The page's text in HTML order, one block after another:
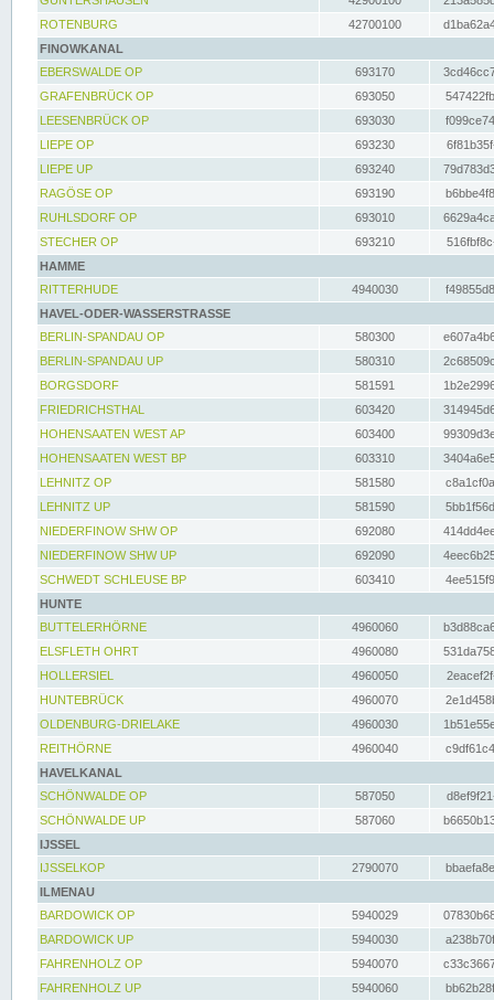
ROTENBURG
42700100
FINOWKANAL
EBERSWALDE OP
693170
GRAFENBRÜCK OP
693050
LEESENBRÜCK OP
693030
LIEPE OP
693230
LIEPE UP
693240
RAGÖSE OP
693190
RUHLSDORF OP
693010
STECHER OP
693210
HAMME
RITTERHUDE
4940030
HAVEL-ODER-WASSERSTRASSE
BERLIN-SPANDAU OP
580300
BERLIN-SPANDAU UP
580310
BORGSDORF
581591
FRIEDRICHSTHAL
603420
HOHENSAATEN WEST AP
603400
HOHENSAATEN WEST BP
603310
LEHNITZ OP
581580
LEHNITZ UP
581590
NIEDERFINOW SHW OP
692080
NIEDERFINOW SHW UP
692090
SCHWEDT SCHLEUSE BP
603410
HUNTE
BUTTELERHÖRNE
4960060
ELSFLETH OHRT
4960080
HOLLERSIEL
4960050
HUNTEBRÜCK
4960070
OLDENBURG-DRIELAKE
4960030
REITHÖRNE
4960040
HAVELKANAL
SCHÖNWALDE OP
587050
SCHÖNWALDE UP
587060
IJSSEL
IJSSELKOP
2790070
ILMENAU
BARDOWICK OP
5940029
BARDOWICK UP
5940030
FAHRENHOLZ OP
5940070
FAHRENHOLZ UP
5940060